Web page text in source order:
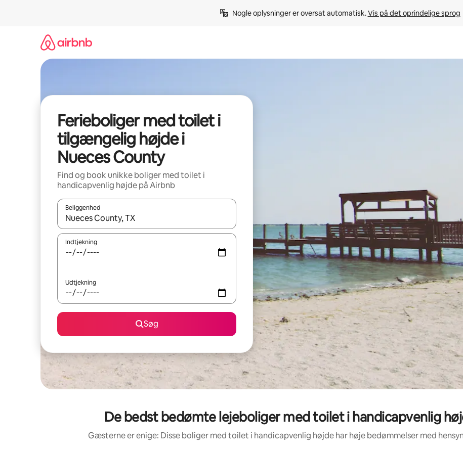
Nogle oplysninger er oversat automatisk. Vis på det oprindelige sprog
Ferieboliger med toilet i
tilgængelig højde i
Nueces County
Find og book unikke boliger med toilet i
handicapvenlig højde på Airbnb
Beliggenhed
Når resultaterne er tilgængelige, skal du navigere med piletasterne op og ned eller se mere ved at trykke eller stryge.
Indtjekning
Udtjekning
Søg
De bedst bedømte lejeboliger med toilet i handicapvenlig
Gæsterne er enige: Disse boliger med toilet i handicapvenlig højde har høje bedømmelser med